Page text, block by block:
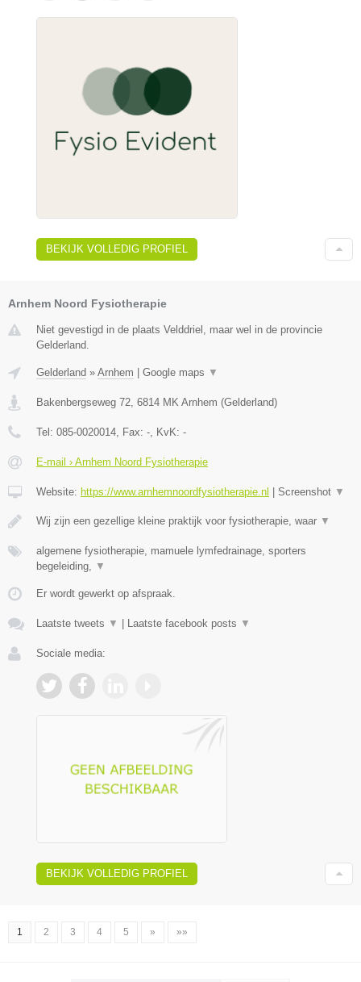
BEKIJK VOLLEDIG PROFIEL
Arnhem Noord Fysiotherapie
Niet gevestigd in de plaats Velddriel, maar wel in de provincie
Gelderland.
Gelderland » Arnhem Google maps ▼
Bakenbergseweg 72 6814 MK Arnhem (Gelderland)
Tel: 085-0020014 , Fax: - , KvK: -
E-mail › Arnhem Noord Fysiotherapie
Website: https://www.arnhemnoordfysiotherapie.nl Screenshot ▼
Wij zijn een gezellige kleine praktijk voor fysiotherapie, waar ▼
algemene fysiotherapie, mamuele lymfedrainage, sporters
begeleiding,
▼
Er wordt gewerkt op afspraak.
Laatste tweets ▼ Laatste facebook posts ▼
Sociale media:
BEKIJK VOLLEDIG PROFIEL
1 2 3 4 5 » »»